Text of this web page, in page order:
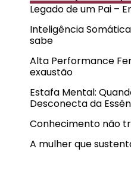
Legado de um Pai –
Inteligência
sabe
Alta Performance
exaustão
Estafa Mental:
Desconecta da
Conhecimento não
A mulher que